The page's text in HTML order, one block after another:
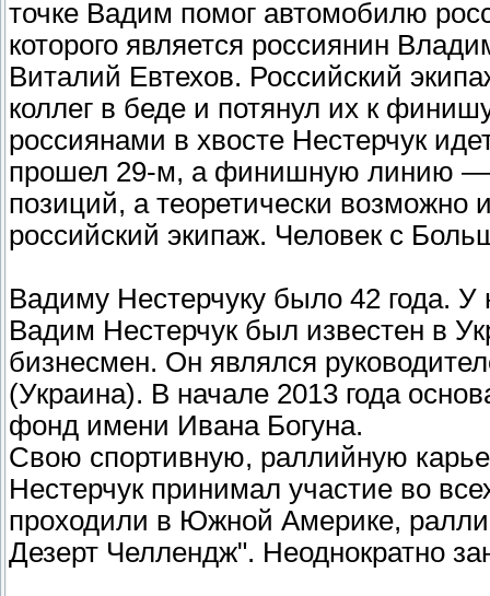
точке Вадим помог автомобилю
которого является россиянин
Виталий Евтехов. Российский
коллег в беде и потянул их к
россиянами в хвосте Нестерчук
прошел 29-м, а финишную линию —
позиций, а теоретически
российский экипаж. Человек с
Вадиму Нестерчуку было 42 года. У
Вадим Нестерчук был известен в
бизнесмен. Он являлся
(Украина). В начале 2013 года
фонд имени Ивана Богуна.
Свою спортивную, раллийную
Нестерчук принимал участие во
проходили в Южной Америке,
Дезерт Челлендж". Неоднократно